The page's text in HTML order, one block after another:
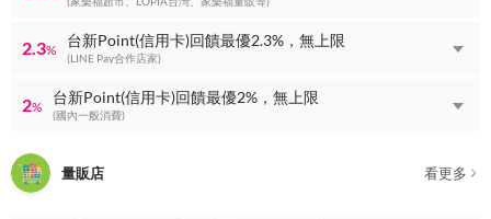
2.3%
台新Point(信用卡)回饋最優2.3%，無上限
(LINE Pay合作店家)
2%
台新Point(信用卡)回饋最優2%，無上限
(國內一般消費)
量販店 看更多